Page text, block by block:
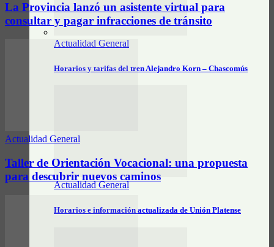
Actualidad General
Horarios y tarifas del tren Alejandro Korn – Chascomús
Actualidad General
Horarios e información actualizada de Unión Platense
La Provincia lanzó un asistente virtual para
consultar y pagar infracciones de tránsito
Actualidad General
Taller de Orientación Vocacional: una propuesta
para descubrir nuevos caminos